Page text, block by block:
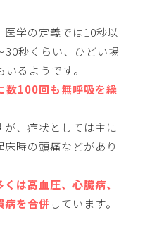
学の定義では10秒以
30秒くらい、ひどい場
るようです。
数100回も無呼吸を繰
、症状としては主に
時の頭痛などがあり
は高血圧、心臓病、
病を合併 しています。